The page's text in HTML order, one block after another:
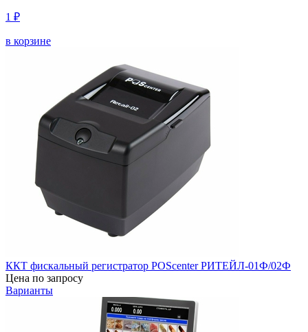
1 ₽
в корзине
ККТ фискальный регистратор POScenter РИТЕЙЛ-01Ф/02Ф
Цена по запросу
Варианты